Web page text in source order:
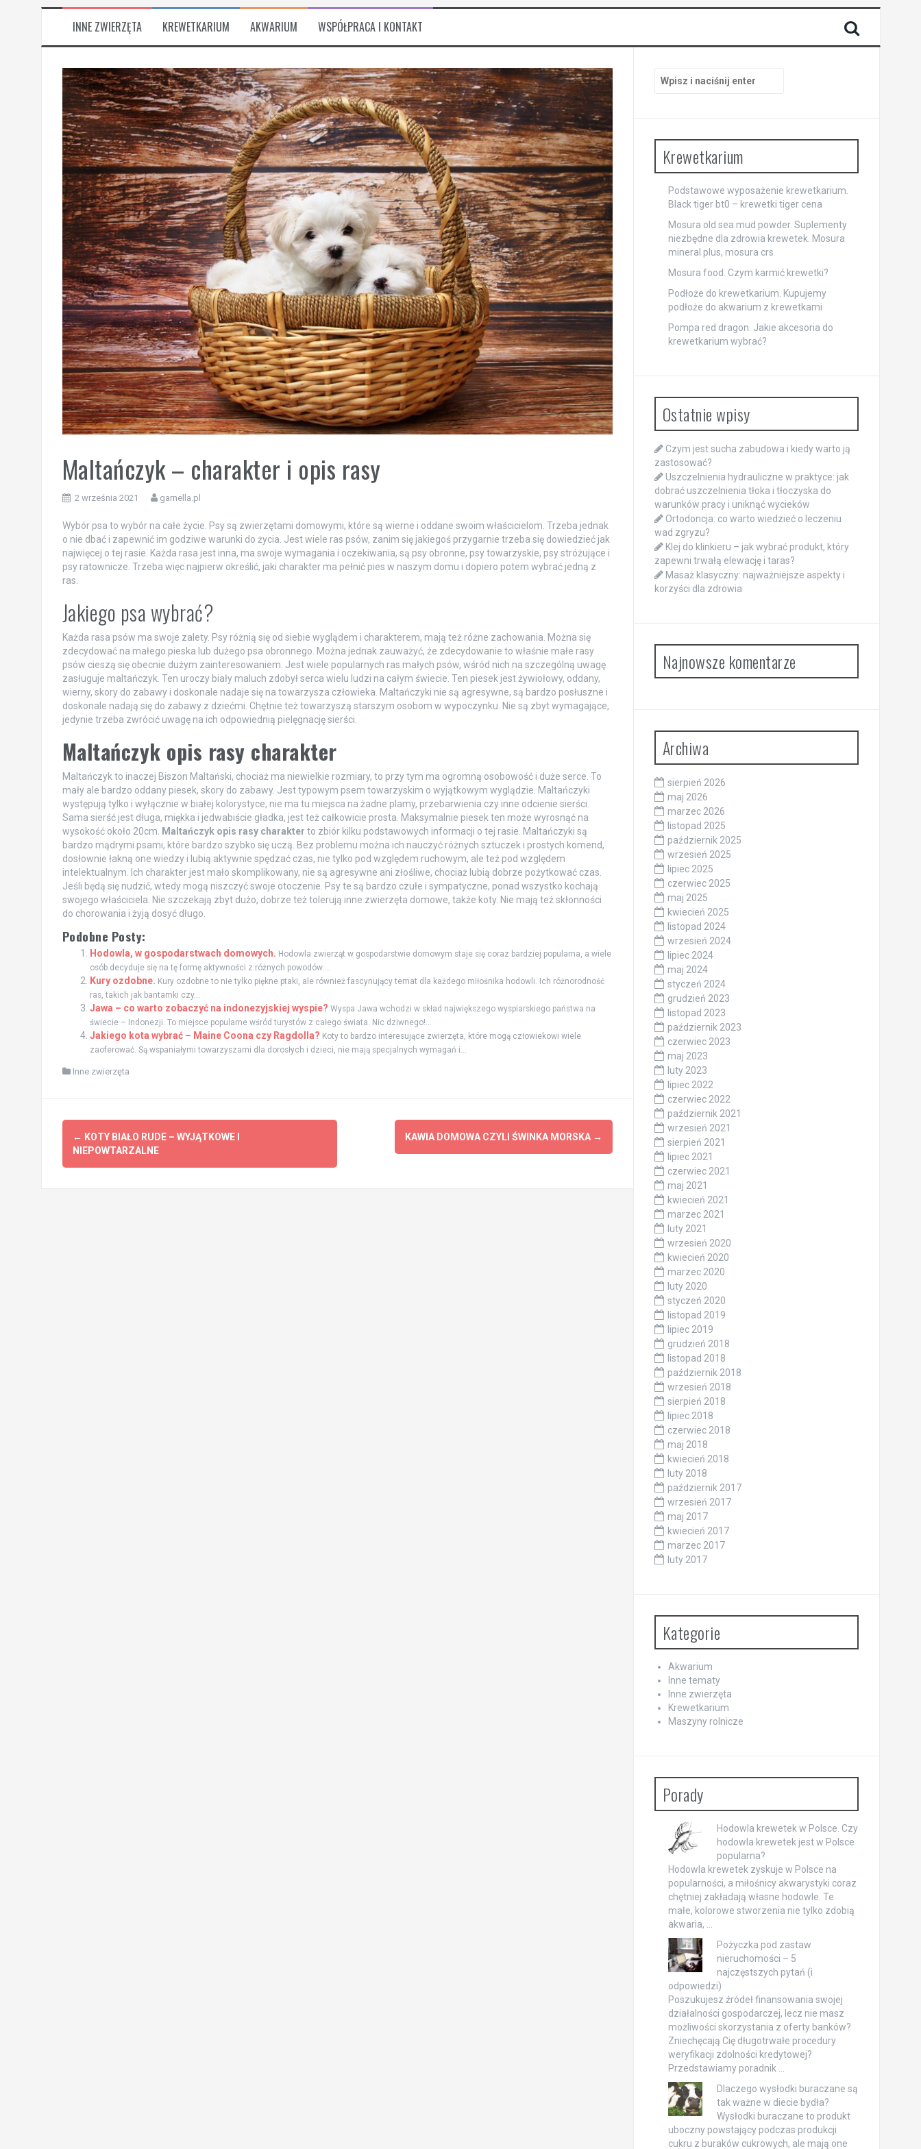
INNE ZWIERZĘTA KREWETKARIUM AKWARIUM WSPÓŁPRACA I KONTAKT
Maltańczyk – charakter i opis rasy
2 września 2021 garnella.pl
Wybór psa to wybór na całe życie. Psy są zwierzętami domowymi, które są wierne i oddane swoim właścicielom. Trzeba jednak
o nie dbać i zapewnić im godziwe warunki do życia. Jest wiele ras psów, zanim się jakiegoś przygarnie trzeba się dowiedzieć jak
najwięcej o tej rasie. Każda rasa jest inna, ma swoje wymagania i oczekiwania, są psy obronne, psy towarzyskie, psy stróżujące i
psy ratownicze. Trzeba więc najpierw określić, jaki charakter ma pełnić pies w naszym domu i dopiero potem wybrać jedną z
ras.
Jakiego psa wybrać?
Każda rasa psów ma swoje zalety. Psy różnią się od siebie wyglądem i charakterem, mają też różne zachowania. Można się
zdecydować na małego pieska lub dużego psa obronnego. Można jednak zauważyć, że zdecydowanie to właśnie małe rasy
psów cieszą się obecnie dużym zainteresowaniem. Jest wiele popularnych ras małych psów, wśród nich na szczególną uwagę
zasługuje maltańczyk. Ten uroczy biały maluch zdobył serca wielu ludzi na całym świecie. Ten piesek jest żywiołowy, oddany,
wierny, skory do zabawy i doskonale nadaje się na towarzysza człowieka. Maltańczyki nie są agresywne, są bardzo posłuszne i
doskonale nadają się do zabawy z dziećmi. Chętnie też towarzyszą starszym osobom w wypoczynku. Nie są zbyt wymagające,
jedynie trzeba zwrócić uwagę na ich odpowiednią pielęgnację sierści.
Maltańczyk opis rasy charakter
Maltańczyk to inaczej Biszon Maltański, chociaż ma niewielkie rozmiary, to przy tym ma ogromną osobowość i duże serce. To
mały ale bardzo oddany piesek, skory do zabawy. Jest typowym psem towarzyskim o wyjątkowym wyglądzie. Maltańczyki
występują tylko i wyłącznie w białej kolorystyce, nie ma tu miejsca na żadne plamy, przebarwienia czy inne odcienie sierści.
Sama sierść jest długa, miękka i jedwabiście gładka, jest też całkowicie prosta. Maksymalnie piesek ten może wyrosnąć na
wysokość około 20cm.
Maltańczyk opis rasy charakter to zbiór kilku podstawowych informacji o tej rasie. Maltańczyki są
bardzo mądrymi psami, które bardzo szybko się uczą. Bez problemu można ich nauczyć różnych sztuczek i prostych komend,
dosłownie łakną one wiedzy i lubią aktywnie spędzać czas, nie tylko pod względem ruchowym, ale też pod względem
intelektualnym. Ich charakter jest mało skomplikowany, nie są agresywne ani złośliwe, chociaż lubią dobrze pożytkować czas.
Jeśli będą się nudzić, wtedy mogą niszczyć swoje otoczenie. Psy te są bardzo czułe i sympatyczne, ponad wszystko kochają
swojego właściciela. Nie szczekają zbyt dużo, dobrze też tolerują inne zwierzęta domowe, także koty. Nie mają też skłonności
do chorowania i żyją dosyć długo.
Podobne Posty:
Hodowla, w gospodarstwach domowych. Hodowla zwierząt w gospodarstwie domowym staje się coraz bardziej popularna, a wiele
osób decyduje się na tę formę aktywności z różnych powodów....
Kury ozdobne. Kury ozdobne to nie tylko piękne ptaki, ale również fascynujący temat dla każdego miłośnika hodowli. Ich różnorodność
ras, takich jak bantamki czy...
Jawa – co warto zobaczyć na indonezyjskiej wyspie? Wyspa Jawa wchodzi w skład największego wyspiarskiego państwa na
świecie – Indonezji. To miejsce popularne wśród turystów z całego świata. Nic dziwnego!...
Jakiego kota wybrać – Maine Coona czy Ragdolla? Koty to bardzo interesujące zwierzęta, które mogą człowiekowi wiele
zaoferować. Są wspaniałymi towarzyszami dla dorosłych i dzieci, nie mają specjalnych wymagań i...
Inne zwierzęta
Zobacz
wpisy
← KOTY BIAŁO RUDE – WYJĄTKOWE I
NIEPOWTARZALNE
KAWIA DOMOWA CZYLI ŚWINKA MORSKA →
Krewetkarium
Podstawowe wyposażenie krewetkarium.
Black tiger bt0 – krewetki tiger cena
Mosura old sea mud powder. Suplementy
niezbędne dla zdrowia krewetek. Mosura
mineral plus, mosura crs
Mosura food. Czym karmić krewetki?
Podłoże do krewetkarium. Kupujemy
podłoże do akwarium z krewetkami
Pompa red dragon. Jakie akcesoria do
krewetkarium wybrać?
Ostatnie wpisy
Czym jest sucha zabudowa i kiedy warto ją
zastosować?
Uszczelnienia hydrauliczne w praktyce: jak
dobrać uszczelnienia tłoka i tłoczyska do
warunków pracy i uniknąć wycieków
Ortodoncja: co warto wiedzieć o leczeniu
wad zgryzu?
Klej do klinkieru – jak wybrać produkt, który
zapewni trwałą elewację i taras?
Masaż klasyczny: najważniejsze aspekty i
korzyści dla zdrowia
Najnowsze komentarze
Archiwa
sierpień 2026
maj 2026
marzec 2026
listopad 2025
październik 2025
wrzesień 2025
lipiec 2025
czerwiec 2025
maj 2025
kwiecień 2025
listopad 2024
wrzesień 2024
lipiec 2024
maj 2024
styczeń 2024
grudzień 2023
listopad 2023
październik 2023
czerwiec 2023
maj 2023
luty 2023
lipiec 2022
czerwiec 2022
październik 2021
wrzesień 2021
sierpień 2021
lipiec 2021
czerwiec 2021
maj 2021
kwiecień 2021
marzec 2021
luty 2021
wrzesień 2020
kwiecień 2020
marzec 2020
luty 2020
styczeń 2020
listopad 2019
lipiec 2019
grudzień 2018
listopad 2018
październik 2018
wrzesień 2018
sierpień 2018
lipiec 2018
czerwiec 2018
maj 2018
kwiecień 2018
luty 2018
październik 2017
wrzesień 2017
maj 2017
kwiecień 2017
marzec 2017
luty 2017
Kategorie
Akwarium
Inne tematy
Inne zwierzęta
Krewetkarium
Maszyny rolnicze
Porady
Hodowla krewetek w Polsce. Czy
hodowla krewetek jest w Polsce
popularna?
Hodowla krewetek zyskuje w Polsce na
popularności, a miłośnicy akwarystyki coraz
chętniej zakładają własne hodowle. Te
małe, kolorowe stworzenia nie tylko zdobią
akwaria, …
Pożyczka pod zastaw
nieruchomości – 5
najczęstszych pytań (i
odpowiedzi)
Poszukujesz źródeł finansowania swojej
działalności gospodarczej, lecz nie masz
możliwości skorzystania z oferty banków?
Zniechęcają Cię długotrwałe procedury
weryfikacji zdolności kredytowej?
Przedstawiamy poradnik …
Dlaczego wysłodki buraczane są
tak ważne w diecie bydła?
Wysłodki buraczane to produkt
uboczny powstający podczas produkcji
cukru z buraków cukrowych, ale mają one